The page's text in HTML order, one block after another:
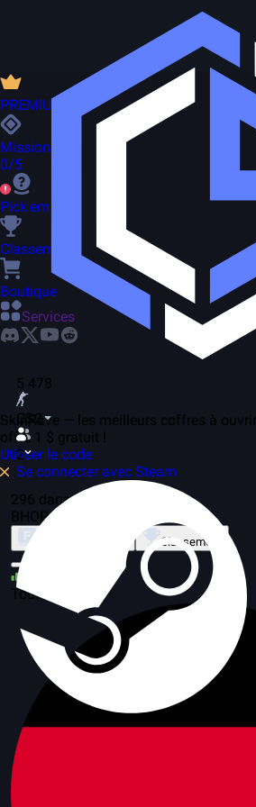
5 478
CS2
2
Se connecter avec Steam
PREMIUM
Missions
0/5
Pick'em
Classement
Boutique
Services
SkinRave — les meilleurs coffres à
offre 1 $ gratuit !
Utiliser le code
296 dans le jeu, 120 serveurs
BHOP
Classement
Tout